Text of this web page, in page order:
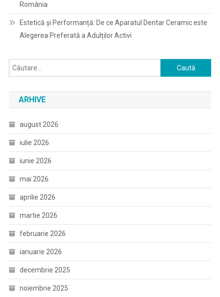
România
Estetică și Performanță: De ce Aparatul Dentar Ceramic este
Alegerea Preferată a Adulților Activi
Caută
după:
ARHIVE
august 2026
iulie 2026
iunie 2026
mai 2026
aprilie 2026
martie 2026
februarie 2026
ianuarie 2026
decembrie 2025
noiembrie 2025